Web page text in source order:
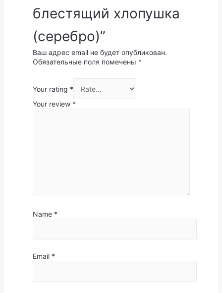
блестящий хлопушка
(серебро)”
Ваш адрес email не будет опубликован.
Обязательные поля помечены *
Your rating *
Your review *
Name *
Email *